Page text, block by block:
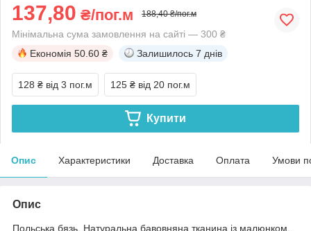
137,80 ₴/пог.м 188,40 ₴/пог.м
Мінімальна сума замовлення на сайті — 300 ₴
Економія 50.60 ₴ Залишилось 7 днів
128 ₴ від 3 пог.м 125 ₴ від 20 пог.м
Купити
Опис Характеристики Доставка Оплата Умови
Опис
Польська бязь. Натуральна бавовняна тканина із малюнком.